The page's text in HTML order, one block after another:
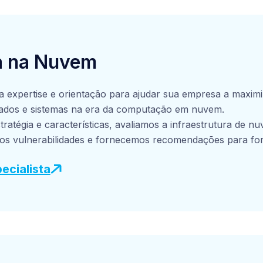
de medidas proativas de proteção dos ativos e
na Nuvem
expertise e orientação para ajudar sua empresa a
e sistemas na era da computação em nuvem.
e características, avaliamos a infraestrutura de
vulnerabilidades e fornecemos recomendações para
Além disso, auxiliamos na implementação de
adequados, como autenticação multifator, criptografia e